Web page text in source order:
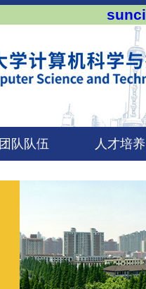
团队队伍 人才培养